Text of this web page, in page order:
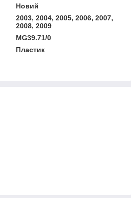
Новий
2003, 2004, 2005, 2006, 2007,
2008, 2009
MG39.71/0
Пластик